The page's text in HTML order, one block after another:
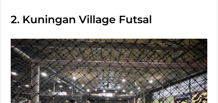
2. Kuningan Village Futsal